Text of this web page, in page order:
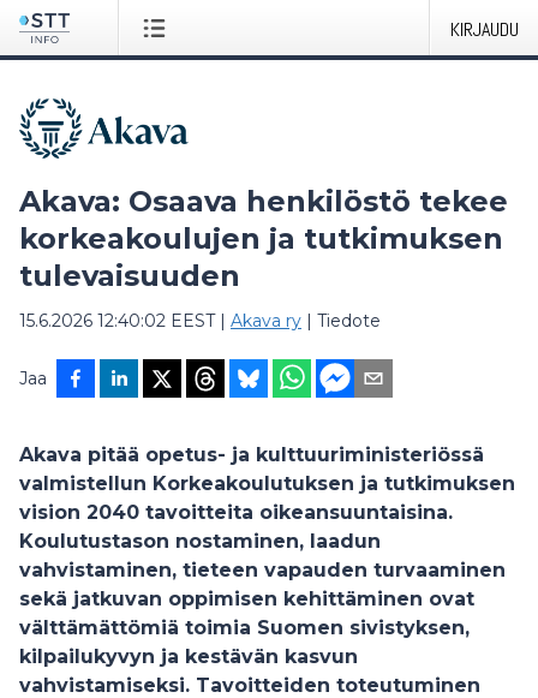
KIRJAUDU
Akava: Osaava henkilöstö tekee
korkeakoulujen ja tutkimuksen
tulevaisuuden
15.6.2026 12:40:02 EEST| Akava ry | Tiedote
Jaa
Akava pitää opetus- ja kulttuuriministeriössä
valmistellun Korkeakoulutuksen ja tutkimuksen
vision 2040 tavoitteita oikeansuuntaisina.
Koulutustason nostaminen, laadun
vahvistaminen, tieteen vapauden turvaaminen
sekä jatkuvan oppimisen kehittäminen ovat
välttämättömiä toimia Suomen sivistyksen,
kilpailukyvyn ja kestävän kasvun
vahvistamiseksi. Tavoitteiden toteutuminen